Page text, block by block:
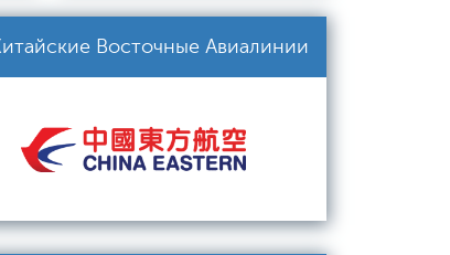
Восточные Авиалинии